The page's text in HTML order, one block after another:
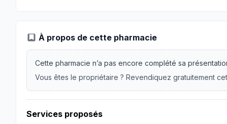
À propos de cette pharmacie
Cette pharmacie n’a pas encore complété sa
Vous êtes le propriétaire ? Revendiquez gratuitement
Services proposés